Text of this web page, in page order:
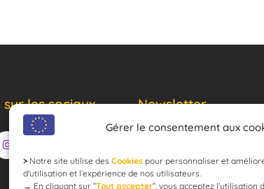
Gérer le consentement aux
> Notre site utilise des Cookies pour personnaliser et
d'utilisation et l’expérience de nos utilisateurs.
→ En cliquant sur ”Tout accepter”, vous acceptez l’utilisation
sur les sociaux Newsletter
email